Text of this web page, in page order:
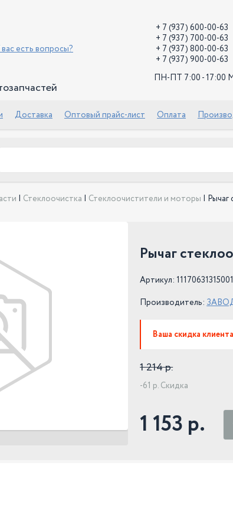
есть вопросы?
+ 7 (937) 600-00-63
+ 7 (937) 700-00-63
+ 7 (937) 800-00-63
+ 7 (937) 900-00-63
ПН-ПТ 7:00 - 17:00
Доставка Оптовый прайс-лист Оплата
| Стеклоочистка | Стеклоочистители и моторы | Рычаг
Рычаг
Артикул: 11170631315001
Производитель:
Ваша скидка
1 214 р.
-61 р. Скидка
1 153 р.